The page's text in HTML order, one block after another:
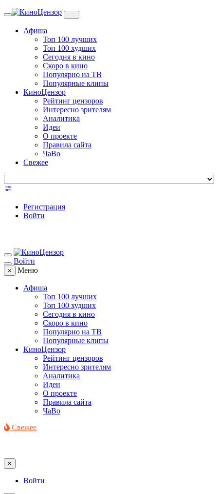
Toggle
Афиша
Топ 100 лучших
Топ 100 худших
Сегодня в кино
Скоро в кино
Популярно на ТВ
Популярные клипы
КиноЦензор
Рейтинг цензоров
Интересно зрителям
Аналитика
Идеи
О проекте
Правила сайта
ЧаВо
Свежее
Регистрация
Войти
Войти
× Меню
Афиша
Топ 100 лучших
Топ 100 худших
Сегодня в кино
Скоро в кино
Популярно на ТВ
Популярные клипы
КиноЦензор
Рейтинг цензоров
Интересно зрителям
Аналитика
Идеи
О проекте
Правила сайта
ЧаВо
Свежее
×
Войти